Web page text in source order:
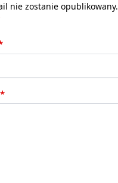
nie zostanie opublikowany.
*